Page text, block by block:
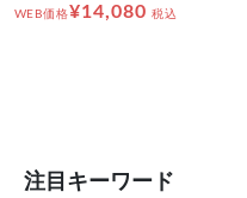
WEB価格¥14,080 税込
注目キーワード